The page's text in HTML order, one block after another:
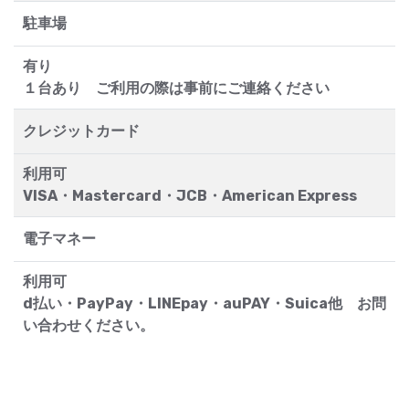
駐車場
有り
１台あり ご利用の際は事前にご連絡ください
クレジットカード
利用可
VISA・Mastercard・JCB・American Express
電子マネー
利用可
d払い・PayPay・LINEpay・auPAY・Suica他 お問
い合わせください。